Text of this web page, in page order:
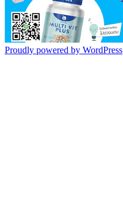
Proudly powered by WordPress